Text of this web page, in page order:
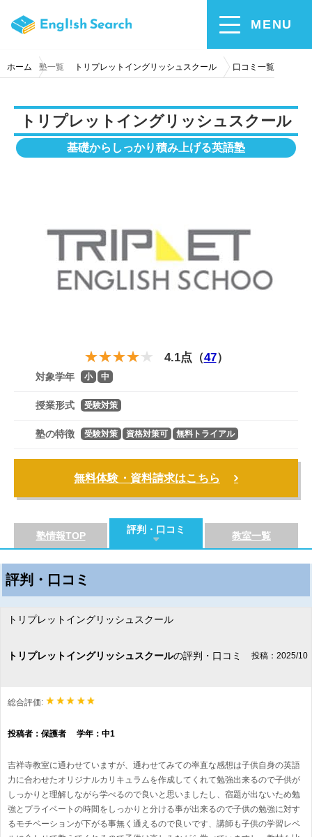
MENU
ホーム 塾一覧 トリプレットイングリッシュスクール 口コミ一覧
トリプレットイングリッシュスクール
基礎からしっかり積み上げる英語塾
4.1点（47）
対象学年 小 中
授業形式 受験対策
塾の特徴 受験対策 資格対策可 無料トライアル
無料体験・資料請求はこちら
塾情報TOP
評判・口コミ
教室一覧
評判・口コミ
トリプレットイングリッシュスクール
トリプレットイングリッシュスクールの評判・口コミ 投稿：2025/10
総合評価:
投稿者：保護者 学年：中1
吉祥寺教室に通わせていますが、通わせてみての率直な感想は子供自身の英語
力に合わせたオリジナルカリキュラムを作成してくれて勉強出来るので子供が
しっかりと理解しながら学べるので良いと思いましたし、宿題が出ないため勉
強とプライベートの時間をしっかりと分ける事が出来るので子供の勉強に対す
るモチベーションが下がる事無く通えるので良いです、講師も子供の学習レベ